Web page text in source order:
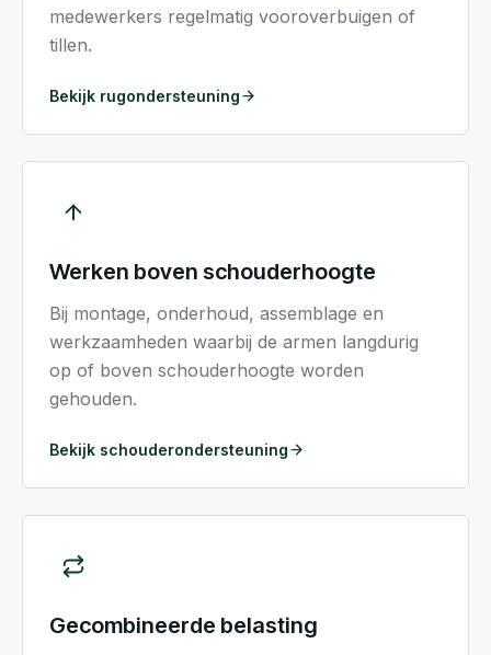
medewerkers regelmatig vooroverbuigen of
tillen.
Bekijk rugondersteuning
Werken boven schouderhoogte
Bij montage, onderhoud, assemblage en
werkzaamheden waarbij de armen langdurig
op of boven schouderhoogte worden
gehouden.
Bekijk schouderondersteuning
Gecombineerde belasting